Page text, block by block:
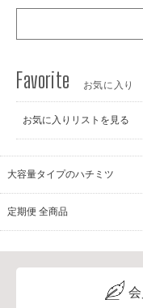
お気に入り
お気に入りリストを見る
大容量タイプのハチミツ
定期便 全商品